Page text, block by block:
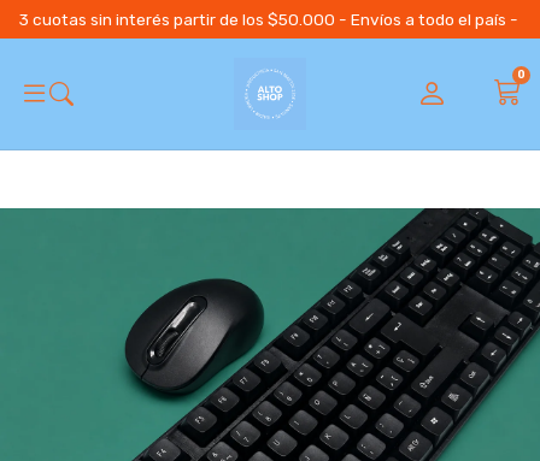
3 cuotas sin interés partir de los $50.000 - Envíos a todo el país -
0